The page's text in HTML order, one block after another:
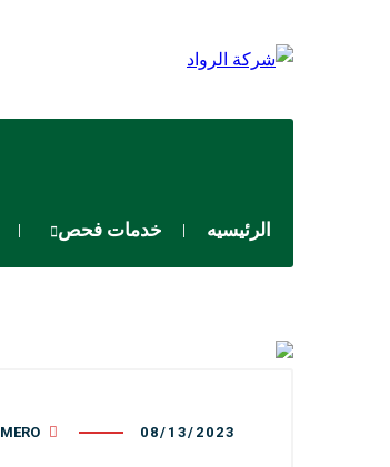
الرئيسيه خدمات فحص
08/13/2023
MERO